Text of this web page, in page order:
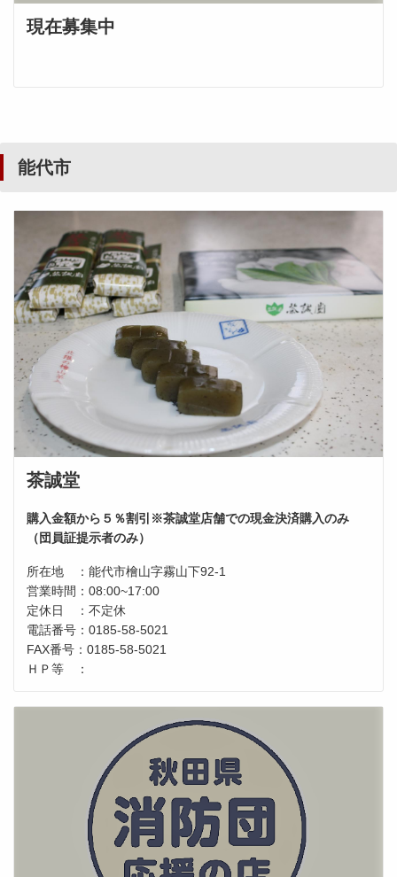
現在募集中
能代市
茶誠堂
購入金額から５％割引※茶誠堂店舗での現金決済購入のみ
（団員証提示者のみ）
所在地 ：能代市檜山字霧山下92-1
営業時間：08:00~17:00
定休日 ：不定休
電話番号：0185-58-5021
FAX番号：0185-58-5021
ＨＰ等 ：